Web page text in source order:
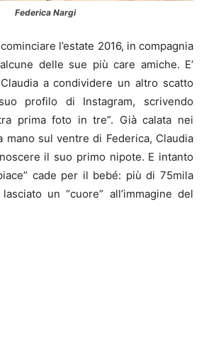
Federica Nargi
l’estate 2016, in compagnia
delle sue più care amiche. E’
a condividere un altro scatto
profilo di Instagram, scrivendo
prima foto in tre”. Già calata nei
mano sul ventre di Federica, Claudia
il suo primo nipote. E intanto
cade per il bebé: più di 75mila
un “cuore” all’immagine del